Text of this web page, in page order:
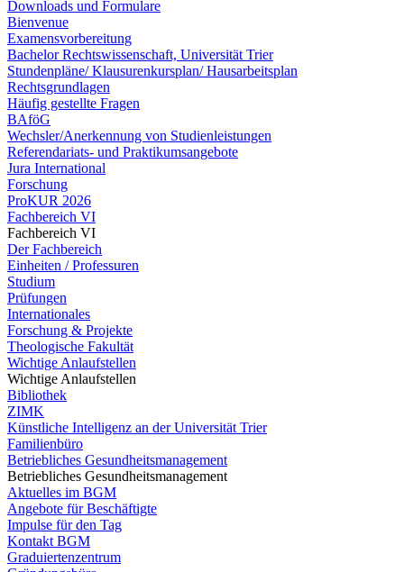
Downloads und Formulare
Bienvenue
Examensvorbereitung
Bachelor Rechtswissenschaft, Universität Trier
Stundenpläne/ Klausurenkursplan/ Hausarbeitsplan
Rechtsgrundlagen
Häufig gestellte Fragen
BAföG
Wechsler/Anerkennung von Studienleistungen
Referendariats- und Praktikumsangebote
Jura International
Forschung
ProKUR 2026
Fachbereich VI
Fachbereich VI
Der Fachbereich
Einheiten / Professuren
Studium
Prüfungen
Internationales
Forschung & Projekte
Theologische Fakultät
Wichtige Anlaufstellen
Wichtige Anlaufstellen
Bibliothek
ZIMK
Künstliche Intelligenz an der Universität Trier
Familienbüro
Betriebliches Gesundheitsmanagement
Betriebliches Gesundheitsmanagement
Aktuelles im BGM
Angebote für Beschäftigte
Impulse für den Tag
Kontakt BGM
Graduiertenzentrum